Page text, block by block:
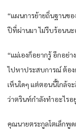
“แผนการย้ายถิ่นฐานขอ
ปีที่ผ่านมา ไม่รีบร้อนนะ
“แม่เองก็อยากรู้ อีกอย่
ไปหาประสบการณ์ ต้อง
เห็นใดๆ แต่ตอนนี้ใกล้จ
ว่าตรินท์กำลังทำอะไรอ
คุณนายตระกูลโตเล็กพูด